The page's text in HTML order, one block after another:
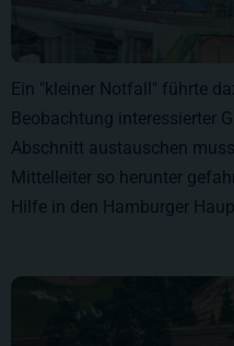
Ein "kleiner Notfall" führte
Beobachtung interessierter
Abschnitt austauschen
Mittelleiter so herunter
Hilfe in den Hamburger